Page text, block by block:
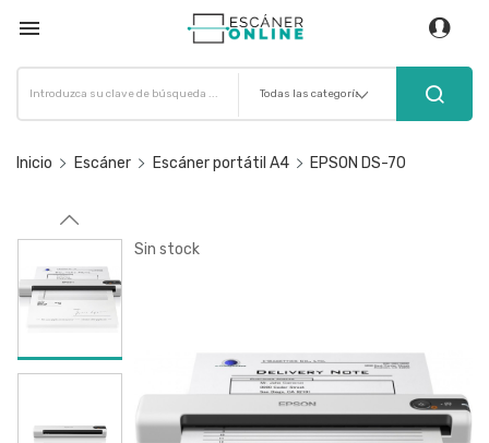

Inicio Escáner Escáner portátil A4 EPSON DS-70
Sin stock